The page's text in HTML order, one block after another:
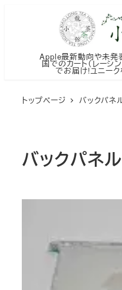
Apple最新動向や未発
国でのカート（レーシ
でお届け!ユニー
トップページ バックパネ
バックパネル